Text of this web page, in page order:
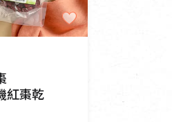
紅棗乾